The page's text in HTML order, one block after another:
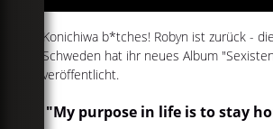
Konichiwa b*tches! Robyn ist zurück -
Schweden hat ihr neues Album
veröffentlicht.
"My purpose in life is to stay